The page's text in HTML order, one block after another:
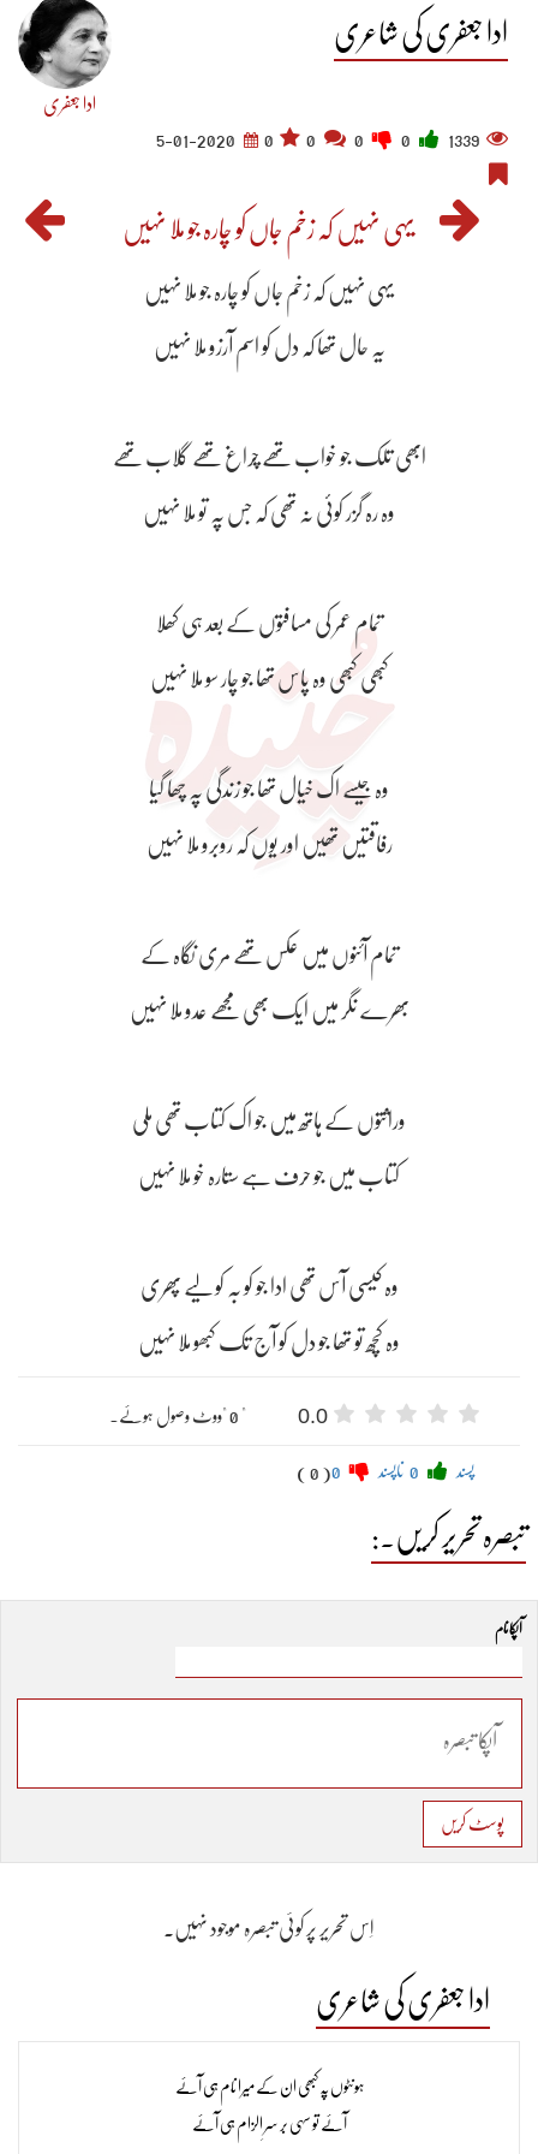
ادا جعفری کی شاعری
ادا جعفری
1339
0
5-01-2020
یہی نہیں کہ زخم جاں کو چارہ جو ملا نہیں
یہی نہیں کہ زخم جاں کو چارہ جو ملا نہیں
یہ حال تھا کہ دل کو اسم آرزو ملا نہیں
ابھی تلک جو خواب تھے چراغ تھے گلاب تھے
وہ رہ گزر کوئی نہ تھی کہ جس پہ تو ملا نہیں
تمام عمر کی مسافتوں کے بعد ہی کھلا
کبھی کبھی وہ پاس تھا جو چار سو ملا نہیں
وہ جیسے اک خیال تھا جو زندگی پہ چھا گیا
رفاقتیں تھیں اور یوں کہ روبرو ملا نہیں
تمام آئنوں میں عکس تھے مری نگاہ کے
بھرے نگر میں ایک بھی مجھے عدو ملا نہیں
وراثتوں کے ہاتھ میں جو اک کتاب تھی ملی
کتاب میں جو حرف ہے ستارہ خو ملا نہیں
وہ کیسی آس تھی ادا جو کو بہ کو لیے پھری
وہ کچھ تو تھا جو دل کو آج تک کبھو ملا نہیں
0.0 " 0 "ووٹ وصول ہوئے۔
پسند ناپسند ( 0 )
تبصرہ تحریر کریں۔:
آپکا نام
پوسٹ کریں
اِس تحریر پر کوئی تبصرہ موجود نہیں۔
ادا جعفری کی شاعری
ہونٹوں پہ کبھی ان کے میرا نام ہی آئے
آئے تو سہی بر سرِ الزام ہی آئے